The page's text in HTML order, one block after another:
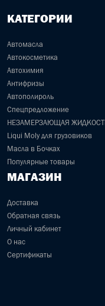
КАТЕГОРИИ
Автомасла
Автокосметика
Автохимия
Антифризы
Автополироль
Спецпредложение
НЕЗАМЕРЗАЮЩАЯ
Liqui Moly для грузовиков
Масла в Бочках
Популярные товары
МАГАЗИН
Доставка
Обратная связь
Личный кабинет
О нас
Сертификаты